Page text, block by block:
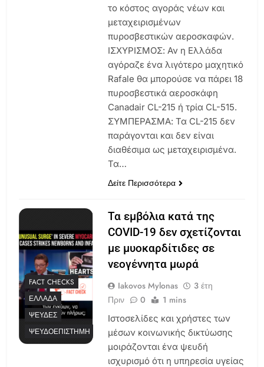
το κόστος αγοράς νέων και
μεταχειρισμένων
πυροσβεστικών αεροσκαφών.
ΙΣΧΥΡΙΣΜΟΣ: Αν η Ελλάδα
αγόραζε ένα λιγότερο μαχητικό
Rafale θα μπορούσε να πάρει 18
πυροσβεστικά αεροσκάφη
Canadair CL-215 ή τρία CL-515.
ΣΥΜΠΕΡΑΣΜΑ: Τα CL-215 δεν
παράγονται και δεν είναι
διαθέσιμα ως μεταχειρισμένα.
Τα…
Δείτε Περισσότερα
FACT CHECKS
ΕΛΛΆΔΑ
ΨΕΥΔΈΣ
ΨΕΥΔΟΕΠΙΣΤΉΜΗ
Τα εμβόλια κατά της
COVID-19 δεν σχετίζονται
με μυοκαρδίτιδες σε
νεογέννητα μωρά
Iakovos Mylonas
3 έτη
Πριν
0 1 mins
Ιστοσελίδες και χρήστες των
μέσων κοινωνικής δικτύωσης
μοιράζονται ένα ψευδή
ισχυρισμό ότι η υπηρεσία υγείας